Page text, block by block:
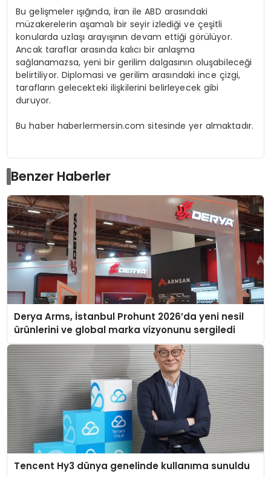
Bu gelişmeler ışığında, İran ile ABD arasındaki
müzakerelerin aşamalı bir seyir izlediği ve çeşitli
konularda uzlaşı arayışının devam ettiği görülüyor.
Ancak taraflar arasında kalıcı bir anlaşma
sağlanamazsa, yeni bir gerilim dalgasının oluşabileceği
belirtiliyor. Diplomasi ve gerilim arasındaki ince çizgi,
tarafların gelecekteki ilişkilerini belirleyecek gibi
duruyor.
Bu haber haberlermersin.com sitesinde yer almaktadır.
Benzer Haberler
Derya Arms, İstanbul Prohunt 2026’da yeni nesil
ürünlerini ve global marka vizyonunu sergiledi
Tencent Hy3 dünya genelinde kullanıma sunuldu